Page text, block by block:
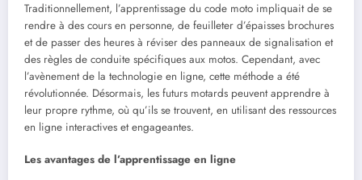
Traditionnellement, l’apprentissage du code moto impliquait de se
rendre à des cours en personne, de feuilleter d’épaisses brochures
et de passer des heures à réviser des panneaux de signalisation et
des règles de conduite spécifiques aux motos. Cependant, avec
l’avènement de la technologie en ligne, cette méthode a été
révolutionnée. Désormais, les futurs motards peuvent apprendre à
leur propre rythme, où qu’ils se trouvent, en utilisant des ressources
en ligne interactives et engageantes.
Les avantages de l’apprentissage en ligne